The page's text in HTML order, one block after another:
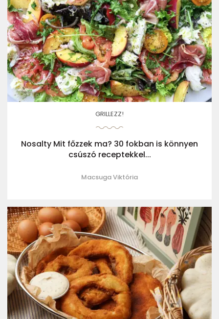
GRILLEZZ!
Nosalty Mit főzzek ma? 30 fokban is könnyen
csúszó receptekkel...
Macsuga Viktória